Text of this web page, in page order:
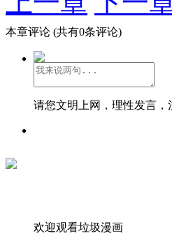
本章评论 (共有0条评论)
请您文明上网，理性发言，
欢迎观看垃圾漫画